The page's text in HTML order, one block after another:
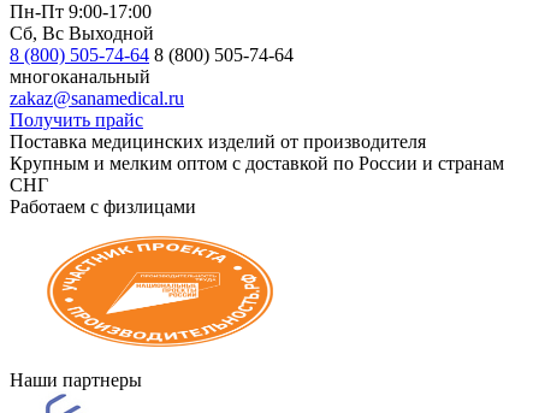
Пн-Пт 9:00-17:00
Сб, Вс Выходной
8 (800) 505-74-64 8 (800) 505-74-64
многоканальный
zakaz@sanamedical.ru
Получить прайс
Поставка медицинских изделий от производителя
Крупным и мелким оптом с доставкой по России и странам
СНГ
Работаем с физлицами
Наши партнеры